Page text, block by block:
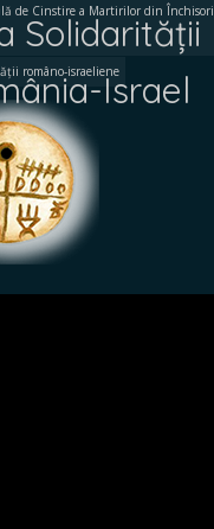
Solidarității
Israel
de Cinstire a Martirilor din
româno-israeliene